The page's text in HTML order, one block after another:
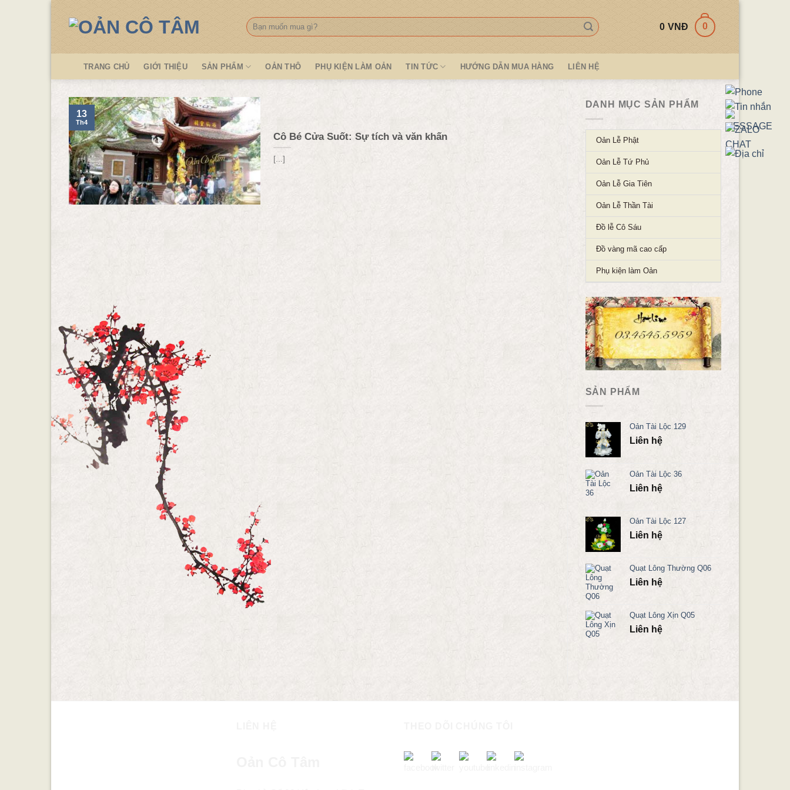
Tìm
kiếm:
0 VNĐ 0
TRANG CHỦ GIỚI THIỆU SẢN PHẨM OẢN THÔ PHỤ KIỆN LÀM OẢN TIN TỨC HƯỚNG DẪN MUA HÀNG LIÊN HỆ
Cô Bé Cửa Suốt: Sự tích và văn khấn
[...]
13
Th4
DANH MỤC SẢN PHẨM
Oản Lễ Phật
Oản Lễ Tứ Phủ
Oản Lễ Gia Tiên
Oản Lễ Thần Tài
Đồ lễ Cô Sáu
Đồ vàng mã cao cấp
Phụ kiện làm Oản
SẢN PHẨM
Oản Tài Lộc 129
Liên hệ
Oản Tài Lộc 36
Liên hệ
Oản Tài Lộc 127
Liên hệ
Quạt Lông Thường Q06
Liên hệ
Quạt Lông Xịn Q05
Liên hệ